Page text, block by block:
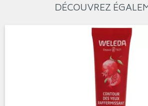
DÉCOUVREZ